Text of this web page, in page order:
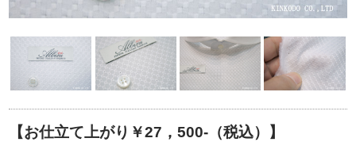
【お仕立て上がり￥27，500-（税込）】